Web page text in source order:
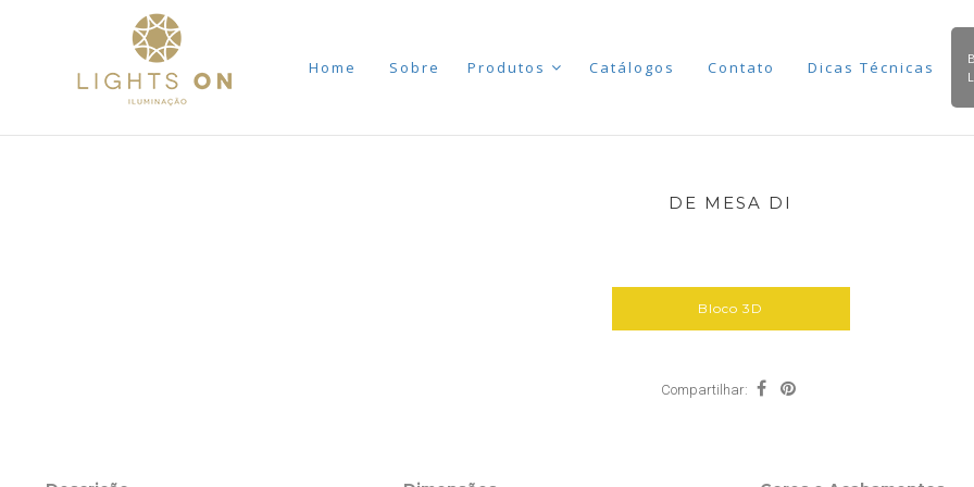
Home Sobre Produtos Catálogos Contato Dicas Técnicas
DE MESA DI
Bloco 3D
Compartilhar: